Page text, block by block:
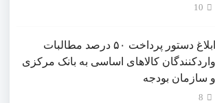
10
ابلاغ دستور پرداخت ۵۰ درصد مطالبات
واردکنندگان کالاهای اساسی به بانک مرکزی
و سازمان بودجه
8